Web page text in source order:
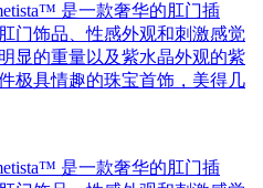
是一款奢华的肛门插
门饰品、性感外观和刺激感觉
显的重量以及紫水晶外观的紫
极具情趣的珠宝首饰，美得几
是一款奢华的肛门插